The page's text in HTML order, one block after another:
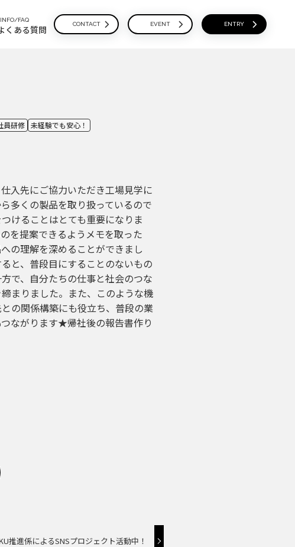
INFO/FAQ
くある質問 CONTACT EVENT ENTRY
員研修 未経験でも安心！
入先にご協力いただき工場見学に
多くの製品を取り扱っているので
けることはとても重要になりま
を提案できるようメモを取った
の理解を深めることができまし
と、普段目にすることのないもの
で、自分たちの仕事と社会のつな
まりました。また、このような機
の関係構築にも役立ち、普段の業
ながります★帰社後の報告書作り
推進係によるSNSプロジェクト活動中！